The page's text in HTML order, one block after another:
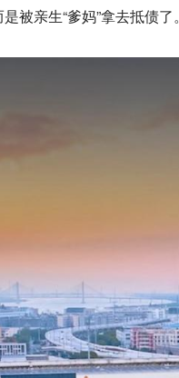
被亲生“爹妈”拿去抵债了。